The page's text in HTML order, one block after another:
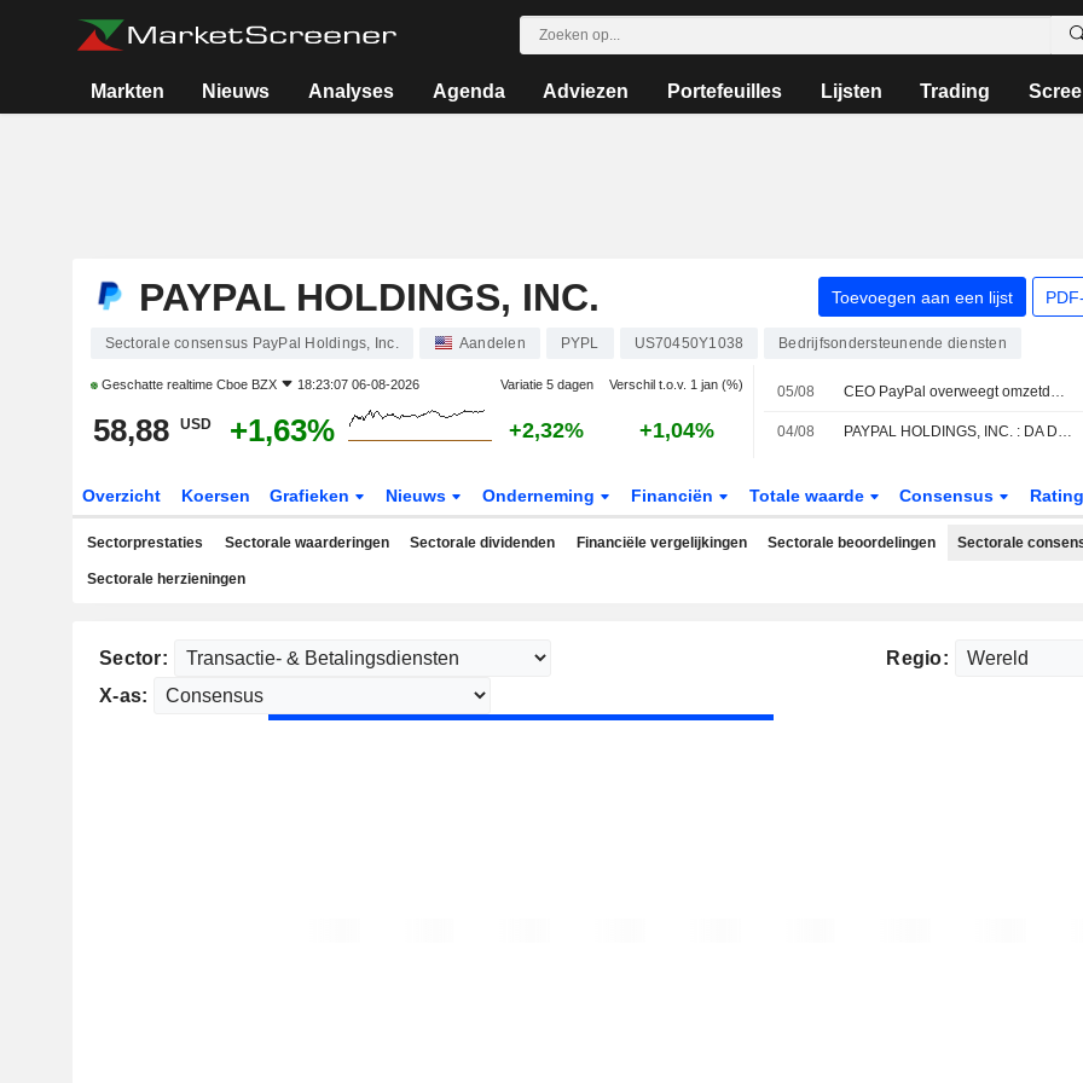
Markten Nieuws Analyses Agenda Adviezen Portefeuilles Lijsten Trading
PAYPAL HOLDINGS, INC. Toevoegen aan een lijst
Sectorale consensus PayPal Holdings, Inc. Aandelen PYPL US70450Y1038 Bedrijfsondersteunende diensten
Geschatte realtime Cboe BZX 18:23:07 06-08-2026 Variatie 5 dagen Verschil t.o.v. 1 jan (%)
58,88 USD +1,63% +2,32% +1,04%
05/08 CEO PayPal overweegt omzetdoelen voor drie belangrijkste divisies
04/08 PAYPAL HOLDINGS, INC. : DA Davidson nog altijd een koopadvies
Overzicht Koersen Grafieken Nieuws Onderneming Financiën Totale waarde Consensus
Sectorprestaties Sectorale waarderingen Sectorale dividenden Financiële vergelijkingen Sectorale beoordelingen Sectorale
Sectorale herzieningen
Sector:
Regio:
X-as: